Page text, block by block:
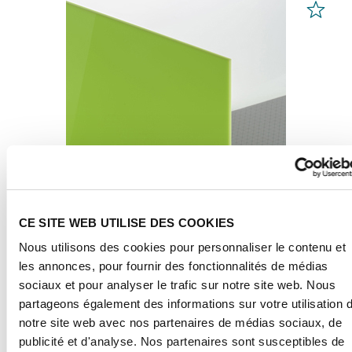
CE SITE WEB UTILISE DES COOKIES
Nous utilisons des cookies pour personnaliser le contenu et
les annonces, pour fournir des fonctionnalités de médias
sociaux et pour analyser le trafic sur notre site web. Nous
partageons également des informations sur votre utilisation
notre site web avec nos partenaires de médias sociaux, de
publicité et d'analyse. Nos partenaires sont susceptibles de
PLEXIGLAS® GS
Vert 6H02 GT
de 78,36 € / m² *